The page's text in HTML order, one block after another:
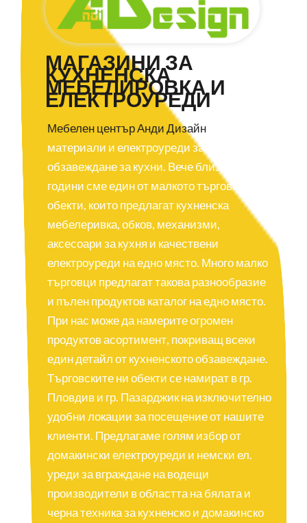
МАГАЗИНИ ЗА
КУХНЕНСКА
МЕБЕЛИРОВКА И
ЕЛЕКТРОУРЕДИ
Мебелен център Анди Дизайн
материали и електроуреди за цялостно
обзавеждане за кухни. Вече близо 20
години сме един от малкото търговски
обекти, които предлагат кухненска
мебелеривка, обков, механизми,
аксесоари за кухня и качествени
електроуреди на едно място. Много малко
търговци предлагат такова разнообразие
и пълен продуктов каталог на едно място.
При нас може да намерите огромен
продуктов асортимент, покриващ всеки
един детайл от кухненското обзавеждане.
Търговските ни обекти се намират в гр.
Пловдив и гр. Пазарджик на изключително
удобни локации за посещение от нашите
клиенти. Предлагаме голям избор от
домакински електроуреди и немски ел.
уреди за вграждане на водещи
производители в областта на бялата и
черна техника за кухненско и домакинско